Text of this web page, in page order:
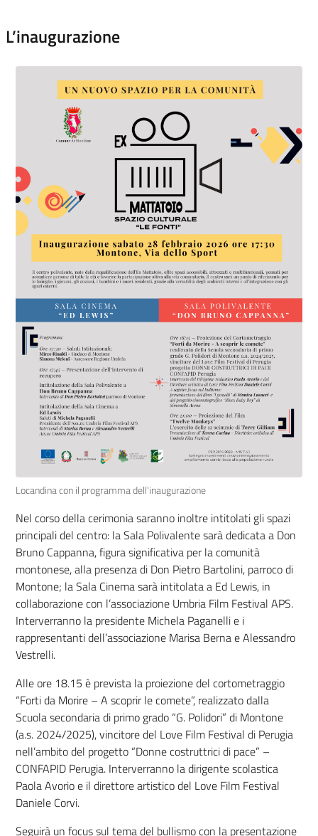
L’inaugurazione
Locandina con il programma dell'inaugurazione
Nel corso della cerimonia saranno inoltre intitolati gli spazi
principali del centro: la Sala Polivalente sarà dedicata a Don
Bruno Cappanna, figura significativa per la comunità
montonese, alla presenza di Don Pietro Bartolini, parroco di
Montone; la Sala Cinema sarà intitolata a Ed Lewis, in
collaborazione con l’associazione Umbria Film Festival APS.
Interverranno la presidente Michela Paganelli e i
rappresentanti dell’associazione Marisa Berna e Alessandro
Vestrelli.
Alle ore 18.15 è prevista la proiezione del cortometraggio
“Forti da Morire – A scoprir le comete”, realizzato dalla
Scuola secondaria di primo grado “G. Polidori” di Montone
(a.s. 2024/2025), vincitore del Love Film Festival di Perugia
nell’ambito del progetto “Donne costruttrici di pace” –
CONFAPID Perugia. Interverranno la dirigente scolastica
Paola Avorio e il direttore artistico del Love Film Festival
Daniele Corvi.
Seguirà un focus sul tema del bullismo con la presentazione